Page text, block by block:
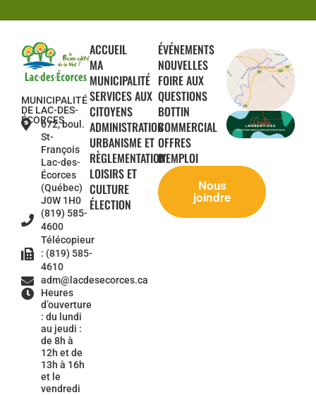
MUNICIPALITÉ
DE LAC-DES-
ÉCORCES
672, boul.
St-
François
Lac-des-
Écorces
(Québec)
J0W 1H0
(819) 585-
4600
Télécopieur
: (819) 585-
4610
adm@lacdesecorces.ca
Heures
d’ouverture
: du lundi
au jeudi :
de 8h à
12h et de
13h à 16h
et le
vendredi
ACCUEIL
MA
MUNICIPALITÉ
SERVICES AUX
CITOYENS
ADMINISTRATION
URBANISME ET
RÈGLEMENTATION
LOISIRS ET
CULTURE
ÉLECTION
ÉVÉNEMENTS
NOUVELLES
FOIRE AUX
QUESTIONS
BOTTIN
COMMERCIAL
OFFRES
D'EMPLOI
Nous
joindre